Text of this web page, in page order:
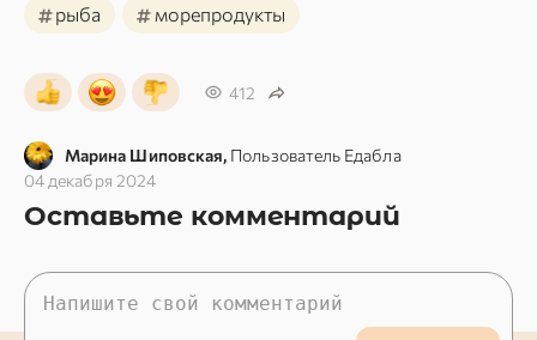
#рыба # морепродукты
412
Марина Шиповская, Пользователь Едабла
04 декабря 2024
Оставьте комментарий